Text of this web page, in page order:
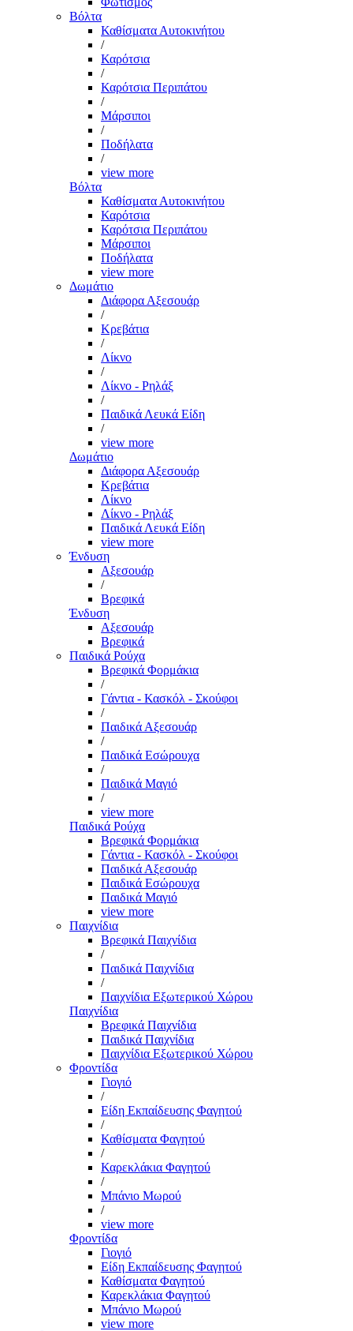
Βόλτα
Καθίσματα Αυτοκινήτου
/
Καρότσια
/
Καρότσια Περιπάτου
/
Μάρσιποι
/
Ποδήλατα
/
view more
Βόλτα
Καθίσματα Αυτοκινήτου
Καρότσια
Καρότσια Περιπάτου
Μάρσιποι
Ποδήλατα
view more
Δωμάτιο
Διάφορα Αξεσουάρ
/
Κρεβάτια
/
Λίκνο
/
Λίκνο - Ρηλάξ
/
Παιδικά Λευκά Είδη
/
view more
Δωμάτιο
Διάφορα Αξεσουάρ
Κρεβάτια
Λίκνο
Λίκνο - Ρηλάξ
Παιδικά Λευκά Είδη
view more
Ένδυση
Αξεσουάρ
/
Βρεφικά
Ένδυση
Αξεσουάρ
Βρεφικά
Παιδικά Ρούχα
Βρεφικά Φορμάκια
/
Γάντια - Κασκόλ - Σκούφοι
/
Παιδικά Αξεσουάρ
/
Παιδικά Εσώρουχα
/
Παιδικά Μαγιό
/
view more
Παιδικά Ρούχα
Βρεφικά Φορμάκια
Γάντια - Κασκόλ - Σκούφοι
Παιδικά Αξεσουάρ
Παιδικά Εσώρουχα
Παιδικά Μαγιό
view more
Παιχνίδια
Βρεφικά Παιχνίδια
/
Παιδικά Παιχνίδια
/
Παιχνίδια Εξωτερικού Χώρου
Παιχνίδια
Βρεφικά Παιχνίδια
Παιδικά Παιχνίδια
Παιχνίδια Εξωτερικού Χώρου
Φροντίδα
Γιογιό
/
Είδη Εκπαίδευσης Φαγητού
/
Καθίσματα Φαγητού
/
Καρεκλάκια Φαγητού
/
Μπάνιο Μωρού
/
view more
Φροντίδα
Γιογιό
Είδη Εκπαίδευσης Φαγητού
Καθίσματα Φαγητού
Καρεκλάκια Φαγητού
Μπάνιο Μωρού
view more